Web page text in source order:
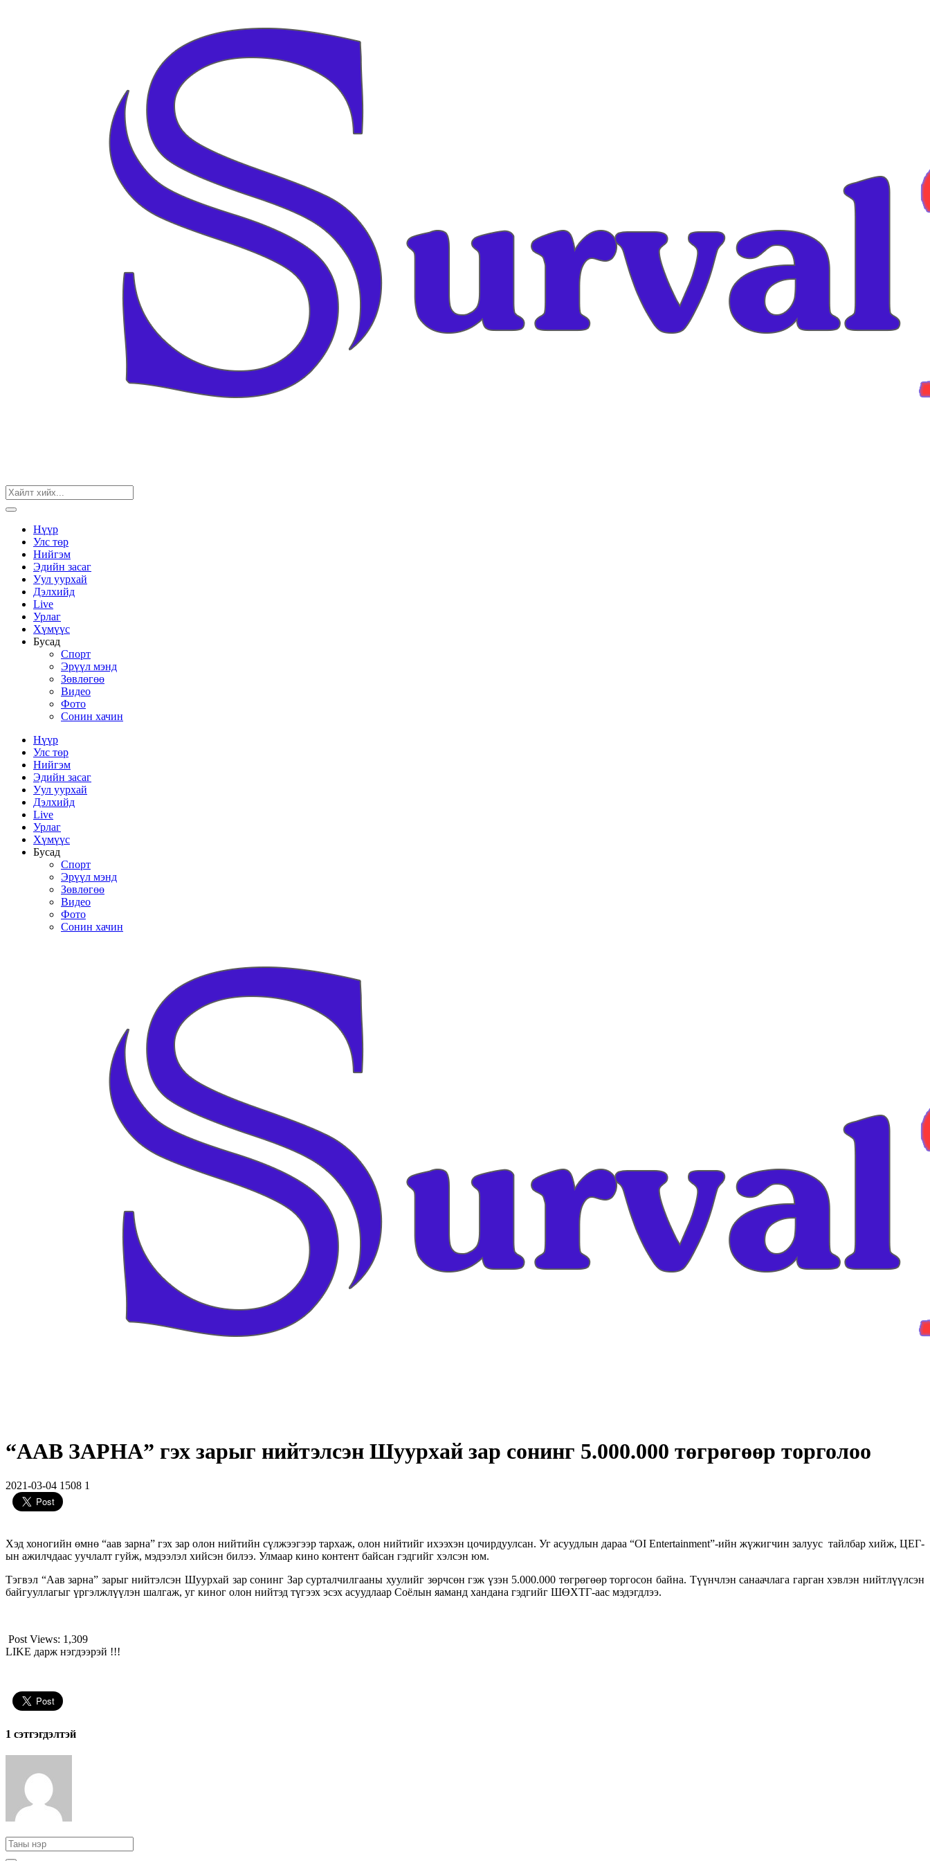
Нүүр
Улс төр
Нийгэм
Эдийн засаг
Уул уурхай
Дэлхийд
Live
Урлаг
Хүмүүс
Бусад
Спорт
Эрүүл мэнд
Зөвлөгөө
Видео
Фото
Сонин хачин
Нүүр
Улс төр
Нийгэм
Эдийн засаг
Уул уурхай
Дэлхийд
Live
Урлаг
Хүмүүс
Бусад
Спорт
Эрүүл мэнд
Зөвлөгөө
Видео
Фото
Сонин хачин
“ААВ ЗАРНА” гэх зарыг нийтэлсэн Шуурхай зар сонинг 5.000.000 төгрөгөөр торголоо
2021-03-04 1508 1
Хэд хоногийн өмнө “аав зарна” гэх зар олон нийтийн сүлжээгээр тархаж, олон нийтийг ихээхэн цочирдуулсан. Уг асуудлын дараа “OI Entertainment”-ийн жүжигчин залуус тайлбар хийж, ЦЕГ-
ын ажилчдаас уучлалт гуйж, мэдээлэл хийсэн билээ. Улмаар кино контент байсан гэдгийг хэлсэн юм.
Тэгвэл “Аав зарна” зарыг нийтэлсэн Шуурхай зар сонинг Зар сурталчилгааны хуулийг зөрчсөн гэж үзэн 5.000.000 төгрөгөөр торгосон байна. Түүнчлэн санаачлага гарган хэвлэн нийтлүүлсэн
байгууллагыг үргэлжлүүлэн шалгаж, уг киног олон нийтэд түгээх эсэх асуудлаар Соёлын яаманд хандана гэдгийг ШӨХТГ-аас мэдэгдлээ.
Post Views: 1,309
LIKE дарж нэгдээрэй !!!
1 сэтгэгдэлтэй